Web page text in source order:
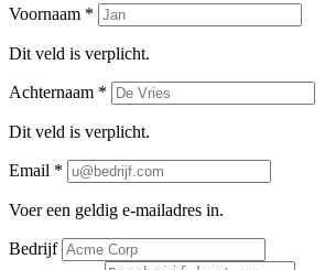
Voornaam *
Dit veld is verplicht.
Achternaam *
Dit veld is verplicht.
Email *
Voer een geldig e-mailadres in.
Bedrijf